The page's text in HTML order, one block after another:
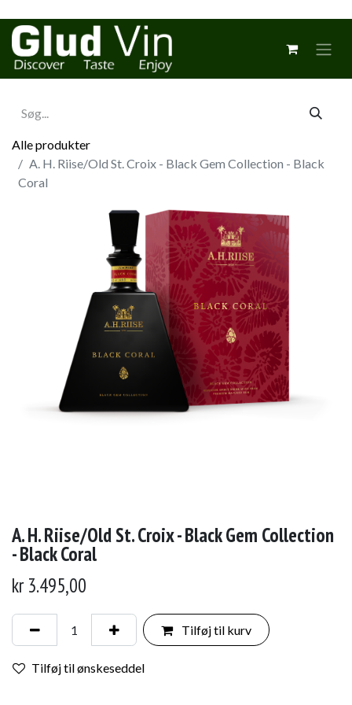
Alle produkter
A. H. Riise/Old St. Croix - Black Gem Collection - Black
Coral
A. H. Riise/Old St. Croix - Black Gem Collection
- Black Coral
kr3.495,00
Tilføj til kurv
Tilføj til ønskeseddel